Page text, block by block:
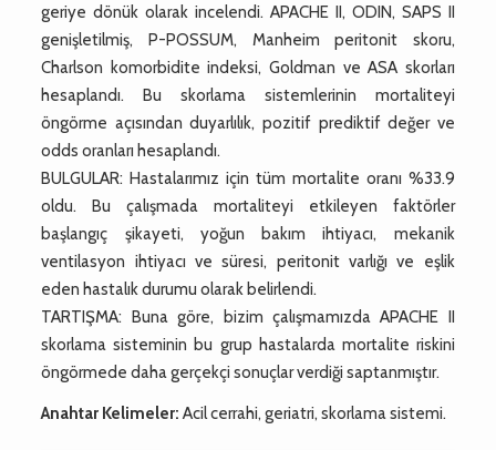
geriye dönük olarak incelendi. APACHE II, ODIN, SAPS II
genişletilmiş, P-POSSUM, Manheim peritonit skoru,
Charlson komorbidite indeksi, Goldman ve ASA skorları
hesaplandı. Bu skorlama sistemlerinin mortaliteyi
öngörme açısından duyarlılık, pozitif prediktif değer ve
odds oranları hesaplandı.
BULGULAR: Hastalarımız için tüm mortalite oranı %33.9
oldu. Bu çalışmada mortaliteyi etkileyen faktörler
başlangıç şikayeti, yoğun bakım ihtiyacı, mekanik
ventilasyon ihtiyacı ve süresi, peritonit varlığı ve eşlik
eden hastalık durumu olarak belirlendi.
TARTIŞMA: Buna göre, bizim çalışmamızda APACHE II
skorlama sisteminin bu grup hastalarda mortalite riskini
öngörmede daha gerçekçi sonuçlar verdiği saptanmıştır.
Anahtar Kelimeler: Acil cerrahi, geriatri, skorlama sistemi.